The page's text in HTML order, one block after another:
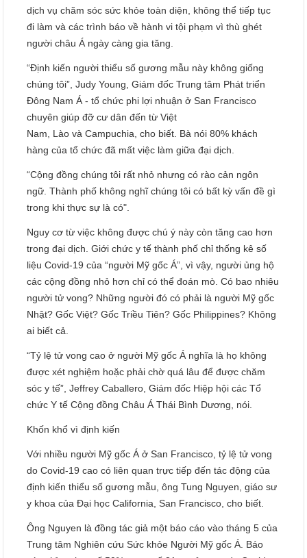
dịch vụ chăm sóc sức khỏe toàn diện, không thể tiếp tục
đi làm và các trình báo về hành vi tội phạm vì thù ghét
người châu Á ngày càng gia tăng.
“Định kiến người thiểu số gương mẫu này không giống
chúng tôi”, Judy Young, Giám đốc Trung tâm Phát triển
Đông Nam Á - tổ chức phi lợi nhuận ở San Francisco
chuyên giúp đỡ cư dân đến từ Việt
Nam, Lào và Campuchia, cho biết. Bà nói 80% khách
hàng của tổ chức đã mất việc làm giữa đại dịch.
“Cộng đồng chúng tôi rất nhỏ nhưng có rào cản ngôn
ngữ. Thành phố không nghĩ chúng tôi có bất kỳ vấn đề gì
trong khi thực sự là có".
Nguy cơ từ việc không được chú ý này còn tăng cao hơn
trong đại dịch. Giới chức y tế thành phố chỉ thống kê số
liệu Covid-19 của “người Mỹ gốc Á”, vì vậy, người ủng hộ
các cộng đồng nhỏ hơn chỉ có thể đoán mò. Có bao nhiêu
người tử vong? Những người đó có phải là người Mỹ gốc
Nhật? Gốc Việt? Gốc Triều Tiên? Gốc Philippines? Không
ai biết cả.
“Tỷ lệ tử vong cao ở người Mỹ gốc Á nghĩa là họ không
được xét nghiệm hoặc phải chờ quá lâu để được chăm
sóc y tế”, Jeffrey Caballero, Giám đốc Hiệp hội các Tổ
chức Y tế Cộng đồng Châu Á Thái Bình Dương, nói.
Khốn khổ vì định kiến
Với nhiều người Mỹ gốc Á ở San Francisco, tỷ lệ tử vong
do Covid-19 cao có liên quan trực tiếp đến tác động của
định kiến thiểu số gương mẫu, ông Tung Nguyen, giáo sư
y khoa của Đại học California, San Francisco, cho biết.
Ông Nguyen là đồng tác giả một báo cáo vào tháng 5 của
Trung tâm Nghiên cứu Sức khỏe Người Mỹ gốc Á. Báo